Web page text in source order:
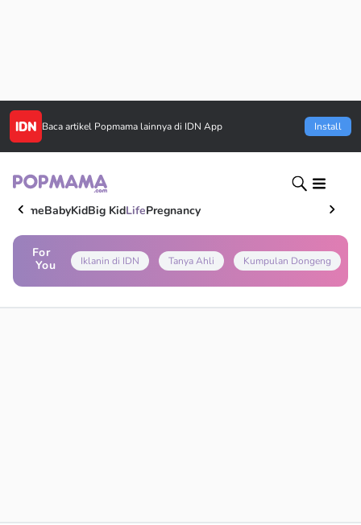
Baca artikel Popmama lainnya di IDN App Install
HomeBabyKidBig KidLifePregnancy
For
You
Iklanin di IDN Tanya Ahli Kumpulan Dongeng